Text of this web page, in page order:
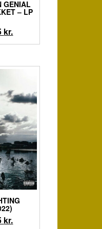
GENIAL
– LP
kr.Den
aktuelle
er:
kr.Den